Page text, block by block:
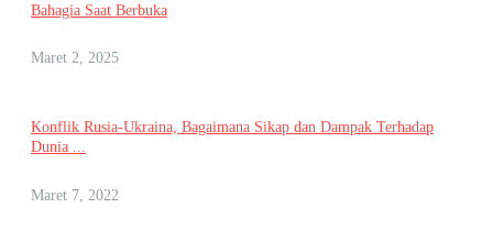
Bahagia Saat Berbuka
Maret 2, 2025
Konflik Rusia-Ukraina, Bagaimana Sikap dan Dampak Terhadap
Dunia ...
Maret 7, 2022